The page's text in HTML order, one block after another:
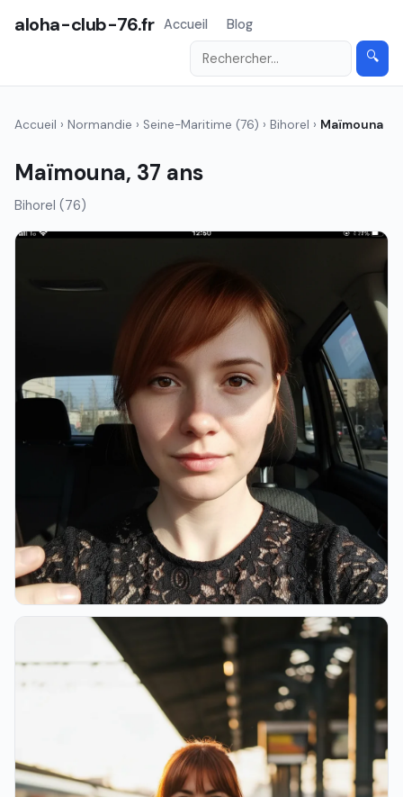
aloha-club-76.fr Accueil Blog
🔍
Accueil › Normandie › Seine-Maritime (76) › Bihorel › Maïmouna
Maïmouna, 37 ans
Bihorel (76)